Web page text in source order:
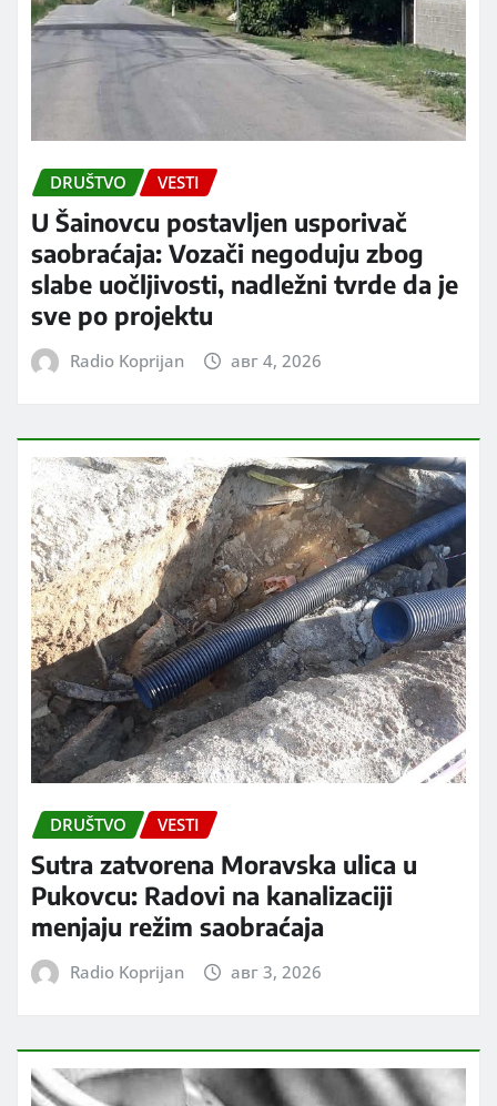
DRUŠTVO VESTI
U Šainovcu postavljen usporivač
saobraćaja: Vozači negoduju zbog
slabe uočljivosti, nadležni tvrde da je
sve po projektu
Radio Koprijan авг 4, 2026
DRUŠTVO VESTI
Sutra zatvorena Moravska ulica u
Pukovcu: Radovi na kanalizaciji
menjaju režim saobraćaja
Radio Koprijan авг 3, 2026